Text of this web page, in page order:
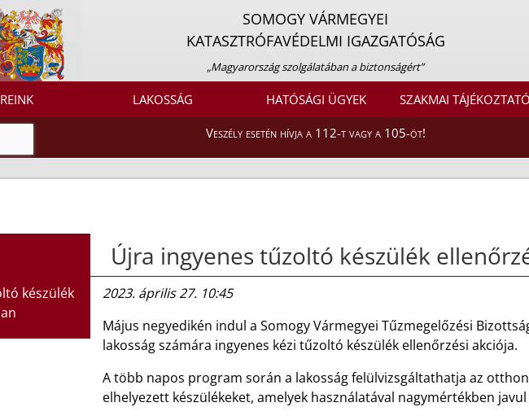
SOMOGY VÁRMEGYEI
KATASZTRÓFAVÉDELMI IGAZGATÓSÁG
„Magyarország szolgálatában a biztonságért”
LAKOSSÁG HATÓSÁGI ÜGYEK SZAKMAI
Veszély esetén hívja a 112-t vagy a 105-öt!
készülék
Újra ingyenes tűzoltó készülék
2023. április 27. 10:45
Május negyedikén indul a Somogy Vármegyei Tűzmegelőzési
lakosság számára ingyenes kézi tűzoltó készülék ellenőrzési akciója.
A több napos program során a lakosság felülvizsgáltathatja az
elhelyezett készülékeket, amelyek használatával nagymértékben